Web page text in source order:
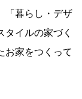
「暮らし・デザ
イルの家づく
お家をつくって